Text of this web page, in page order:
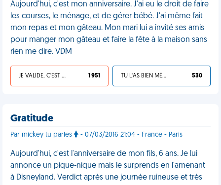
Aujourd'hui, c'est mon anniversaire. J'ai eu le droit de faire
les courses, le ménage, et de gérer bébé. J'ai même fait
mon repas et mon gâteau. Mon mari lui a invité ses amis
pour manger mon gâteau et faire la fête à la maison sans
rien me dire. VDM
JE VALIDE, C'EST UNE VDM 1 951 TU L'AS BIEN MÉRITÉ 530
Gratitude
Par mickey tu parles - 07/03/2016 21:04 - France - Paris
Aujourd'hui, c'est l'anniversaire de mon fils, 6 ans. Je lui
annonce un pique-nique mais le surprends en l'amenant
à Disneyland. Verdict après une journée ruineuse et très